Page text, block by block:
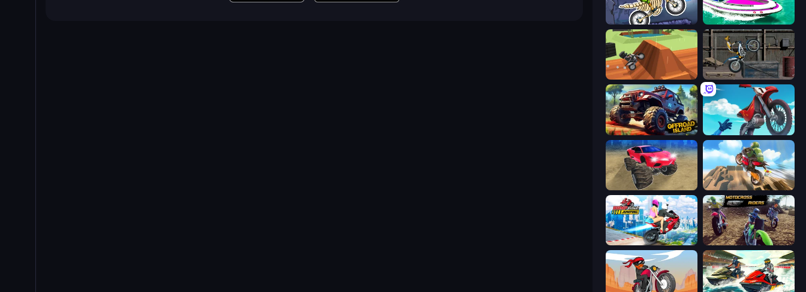
Moto X3M 6: Spooky Land Jet Boat Racing
Blocky Trials Trials Ride
Offroad Island Airborne Motocross
Cartoon Moto Stunt
Ramp Bike Jumping MotoCross Riders